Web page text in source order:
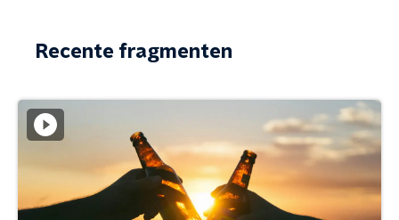
Recente fragmenten